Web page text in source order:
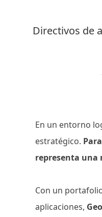
Directivos de
En un entorno
estratégico.
representa una
Con un
aplicaciones,